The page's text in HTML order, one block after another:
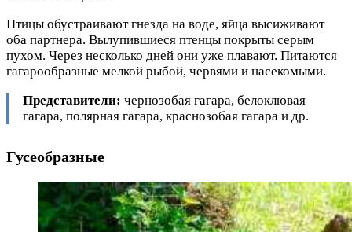
Птицы обустраивают гнезда на воде, яйца высиживают
оба партнера. Вылупившиеся птенцы покрыты серым
пухом. Через несколько дней они уже плавают. Питаются
гагарообразные мелкой рыбой, червями и насекомыми.
Представители: чернозобая гагара, белоклювая
гагара, полярная гагара, краснозобая гагара и др.
Гусеобразные